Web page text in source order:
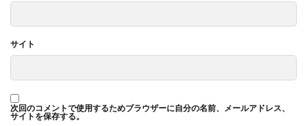
サイト
次回のコメントで使用するためブラウザーに自分の名前、メールアドレス、
サイトを保存する。